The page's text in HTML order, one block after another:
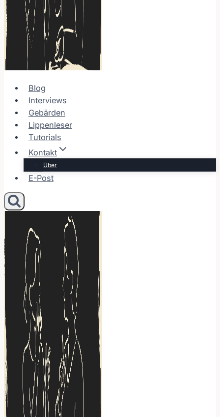
Blog
Interviews
Gebärden
Lippenleser
Tutorials
Kontakt
Über
E-Post